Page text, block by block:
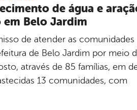
de água e
em Belo Jardim
de atender as
de Belo Jardim por meio
através de 85 famílias, em
13 comunidades, com